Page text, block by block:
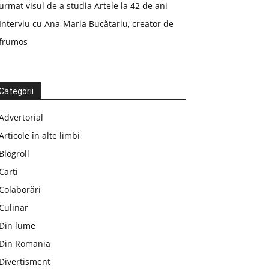
urmat visul de a studia Artele la 42 de ani
Interviu cu Ana-Maria Bucătariu, creator de
în alte limbi
Blogroll
Din lume
Din Romania
Divertisment